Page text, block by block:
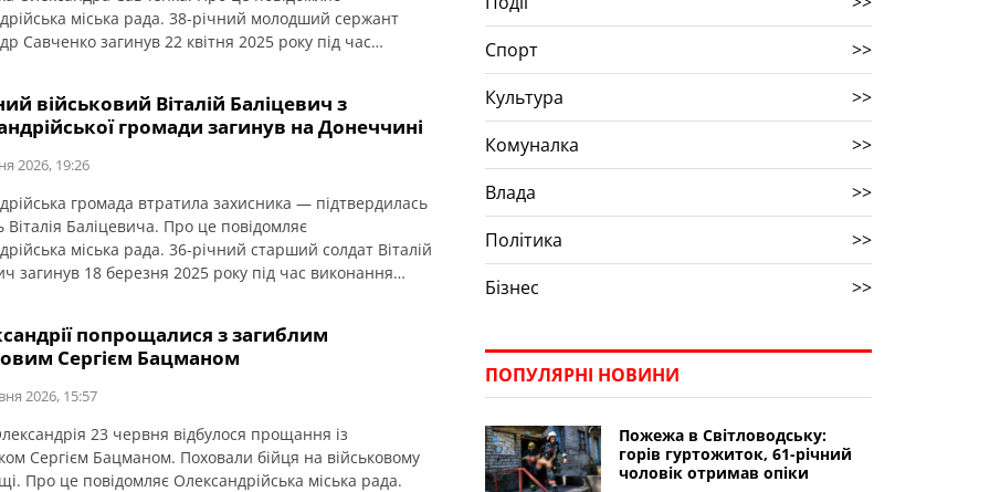
міська рада. 38-річний молодший сержант
Савченко загинув 22 квітня 2025 року під час
рідним та близьким захисника.
військовий Віталій Баліцевич з
громади загинув на Донеччині
2026, 19:26
громада втратила захисника — підтвердилась
Віталія Баліцевича. Про це повідомляє
міська рада. 36-річний старший солдат Віталій
загинув 18 березня 2025 року під час виконання
рідним та близьким.
попрощалися з загиблим
Сергієм Бацманом
2026, 15:57
23 червня відбулося прощання із
Сергієм Бацманом. Поховали бійця на військовому
Про це повідомляє Олександрійська міська рада.
Спорт
>>
Культура
>>
Комуналка
>>
Влада
>>
Політика
>>
Бізнес
>>
ПОПУЛЯРНІ НОВИНИ
Пожежа в Світловодську:
горів гуртожиток, 61-річний
чоловік отримав опіки